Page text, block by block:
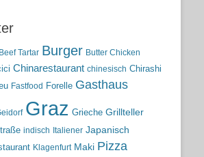
Beef Tartar Burger Butter Chicken
Chinarestaurant chinesisch Chirashi
Fastfood Forelle Gasthaus
Graz Grieche Grillteller
indisch Italiener Japanisch
Klagenfurt Maki Pizza